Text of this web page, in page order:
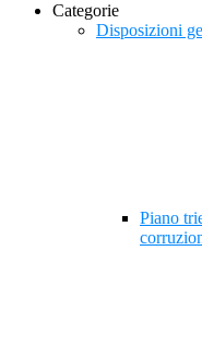
Categorie
Disposizioni
Piano